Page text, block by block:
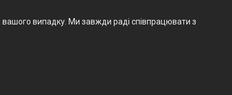
випадку. Ми завжди раді співпрацювати з